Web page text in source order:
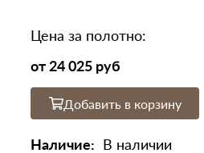
Цена за полотно:
от 24 025 руб
Добавить в корзину
Наличие: В наличии